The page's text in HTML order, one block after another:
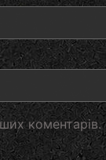
коментарів.